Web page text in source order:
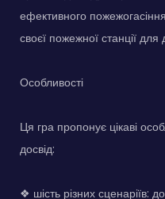
ефективного
своєї пожежної станції
Особливості
Ця гра пропонує цікаві
досвід:
❖ шість різних сценаріїв: